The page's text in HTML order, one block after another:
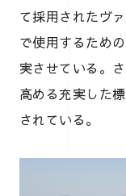
て採用されたヴ
で使用するため
実させている。
高める充実した
されている。